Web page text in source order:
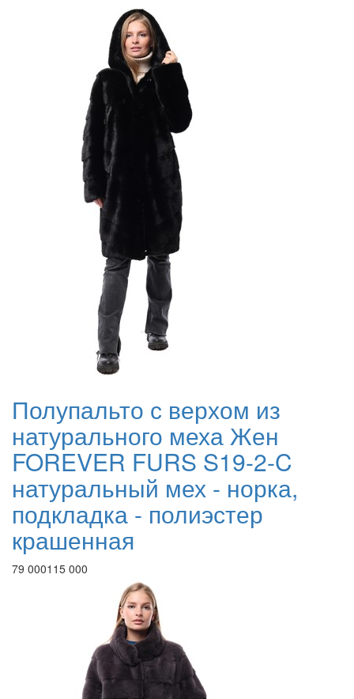
Полупальто с верхом из
натурального меха Жен
FOREVER FURS S19-2-C
натуральный мех - норка,
подкладка - полиэстер
крашенная
79 000115 000